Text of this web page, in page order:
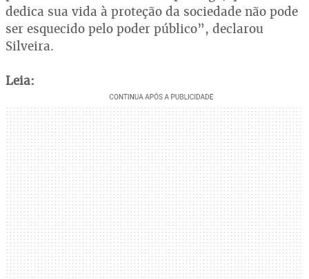
dedica sua vida à proteção da sociedade não pode
ser esquecido pelo poder público”, declarou
Silveira.
Leia: